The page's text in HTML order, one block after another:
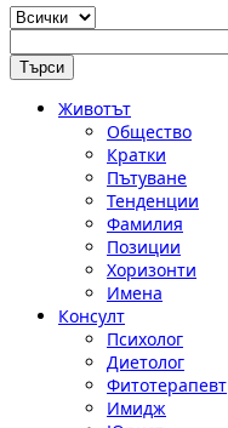
Животът
Общество
Кратки
Пътуване
Тенденции
Фамилия
Позиции
Хоризонти
Имена
Консулт
Психолог
Диетолог
Фитотерапевт
Имидж